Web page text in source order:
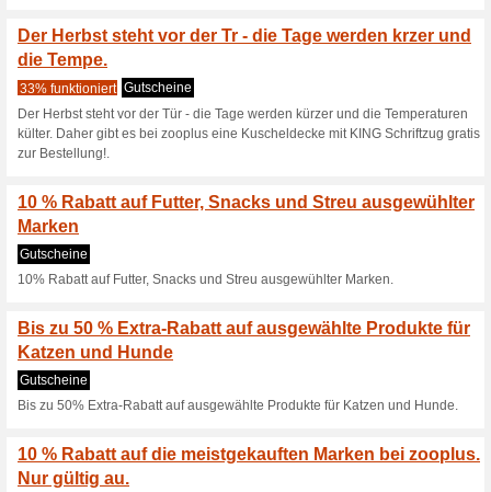
Du zahlst pro Jahr 1,99 Euro
Jahr jedes Mal 5 % auf
mehr als 40 Euro pro Jahr
Nur fr kurze Zeit -
Hbsche Box.
33% funktioniert Gutscheine
Nur für kurze Zeit - Gratis